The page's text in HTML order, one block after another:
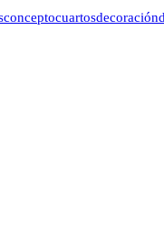
conceptocuartosdecoración